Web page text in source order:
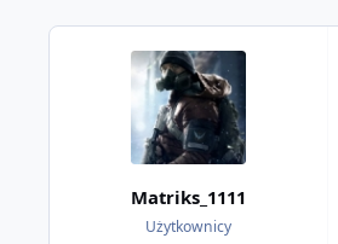
Matriks_1111
Użytkownicy